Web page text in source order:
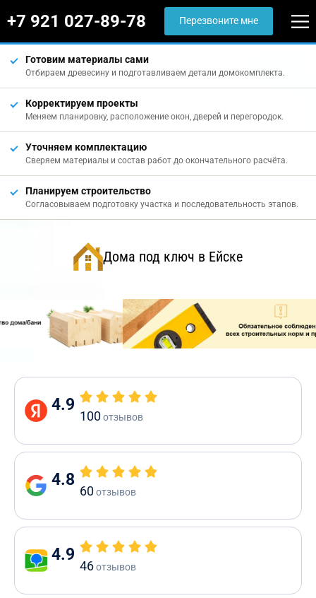
+7 921 027-89-78 Перезвоните мне
Готовим материалы сами
Отбираем древесину и подготавливаем детали домокомплекта.
Корректируем проекты
Меняем планировку, расположение окон, дверей и перегородок.
Уточняем комплектацию
Сверяем материалы и состав работ до окончательного расчёта.
Планируем строительство
Согласовываем подготовку участка и последовательность этапов.
Дома под ключ в Ейске
4.9
100отзывов
4.8
60отзывов
4.9
46отзывов